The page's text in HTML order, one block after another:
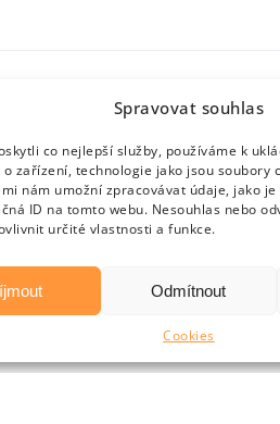
Spravovat souhlas
co nejlepší služby, používáme k
zařízení, technologie jako jsou soubory
nám umožní zpracovávat údaje, jako
ID na tomto webu. Nesouhlas nebo
určité vlastnosti a funkce.
Odmítnout
Cookies
Porod Po porodu